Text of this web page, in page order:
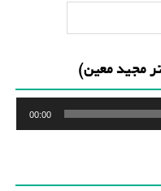
مجید معین)
00:00